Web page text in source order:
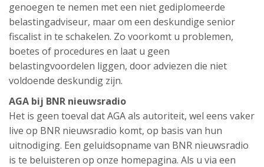
genoegen te nemen met een niet gediplomeerde
belastingadviseur, maar om een deskundige senior
fiscalist in te schakelen. Zo voorkomt u problemen,
boetes of procedures en laat u geen
belastingvoordelen liggen, door adviezen die niet
voldoende deskundig zijn.
AGA bij BNR nieuwsradio
Het is geen toeval dat AGA als autoriteit, wel eens vaker
live op BNR nieuwsradio komt, op basis van hun
uitnodiging. Een geluidsopname van BNR nieuwsradio
is te beluisteren op onze homepagina. Als u via een